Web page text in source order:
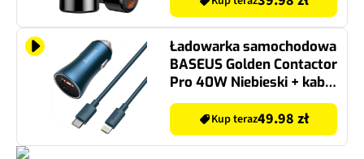
Ładowarka samochodowa
BASEUS Golden Contactor
Pro 40W Niebieski + kabel
USB-C-Lightning
Kup teraz49.98 zł